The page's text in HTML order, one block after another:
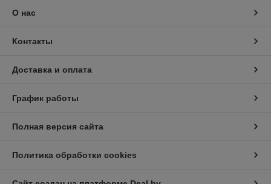
О нас
Контакты
Доставка и оплата
График работы
Полная версия сайта
Политика обработки cookies